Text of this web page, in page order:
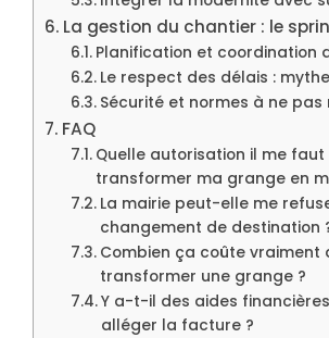
La gestion du chantier : le
Planification et coordination
Le respect des délais :
Sécurité et normes à ne pas
FAQ
Quelle autorisation il me faut
transformer ma grange en
La mairie peut-elle me
changement de destination
Combien ça coûte vraiment
transformer une grange ?
Y a-t-il des aides
alléger la facture ?